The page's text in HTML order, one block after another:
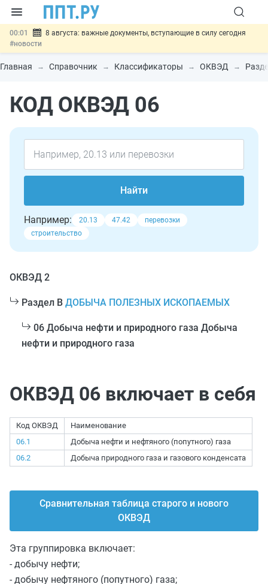
00:01
8 августа: важные документы, вступающие в силу сегодня
#новости
07.08 Подписан закон о блокировке продажи опасных товаров через
«Честный знак»#новости
07.08 Госпошлину за устранение ошибок в документах предлагают
отменить#новости
отношений
Главная Справочник Классификаторы ОКВЭД
КОД ОКВЭД 06
Найти
Например: 20.13 47.42
перевозки
строительство
ОКВЭД 2
Раздел B ДОБЫЧА ПОЛЕЗНЫХ ИСКОПАЕМЫХ
06 Добыча нефти и природного газа Добыча
нефти и природного газа
ОКВЭД 06 включает в себя
Код ОКВЭД
Наименование
06.1
Добыча нефти и нефтяного (попутного) газа
06.2
Добыча природного газа и газового конденсата
Сравнительная таблица старого и нового
ОКВЭД
Эта группировка включает:
- добычу нефти;
- добычу нефтяного (попутного) газа;